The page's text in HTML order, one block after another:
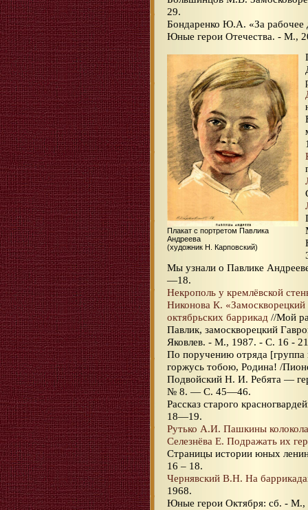
29.
Бондаренко Ю.А. «За
Юные герои Отечества. - М.,
Плакат с портретом Павлика
Андреева
(художник Н. Карповский)
Мы узнали о Павлике
—18.
Некрополь у кремлёвской
Никонова К.
октябрьских баррикад //Мой
Павлик, замоскворецкий
Яковлев. - М., 1987. - С. 16 -
По поручению отряда
горжусь тобою, Родина! /
Подвойский Н. И. Ребята —
№ 8. — С. 45—46.
Рассказ старого
18—19.
Рутько А.И. Пашкины колокола
Селезнёва Е. Подражать их
Страницы истории юных
16 – 18.
Чернявский В.Н. На
1968.
Юные герои Октября: сб. - М.,